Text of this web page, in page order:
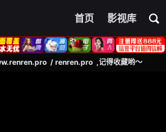
首页 影视库
/ renren.pro ,记得收藏哟～